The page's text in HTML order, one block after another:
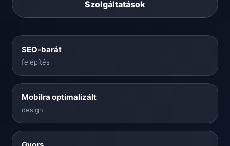
Szolgáltatások
SEO-barát
felépítés
Mobilra optimalizált
design